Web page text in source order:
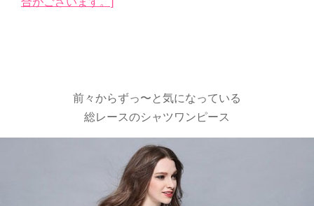
前々からずっ〜と気になっている
総レースのシャツワンピース